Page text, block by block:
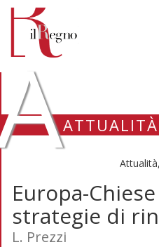
ATTUALITÀ
Europa-
strategie di
L. Prezzi